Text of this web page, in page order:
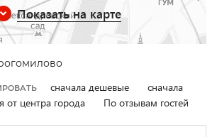
Показать на карте
сначала дешевые
сначала
от центра города По отзывам гостей